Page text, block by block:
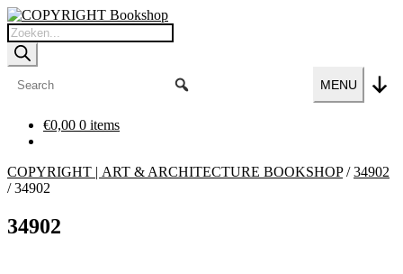
Ga
door
naar
navigatie
Ga
naar
de
inhoud
Producten
zoeken
MENU
€0,00 0 items
COPYRIGHT | ART & ARCHITECTURE BOOKSHOP/34902
/34902
34902